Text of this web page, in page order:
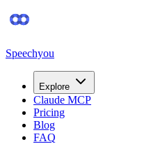
Speechyou
Explore
Claude MCP
Pricing
Blog
FAQ